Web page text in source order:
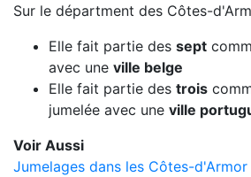
Sur le départment des Côtes-
Elle fait partie des sept
avec une ville belge
Elle fait partie des trois
jumelée avec une ville
Voir Aussi
Jumelages dans les Côtes-d'Armor